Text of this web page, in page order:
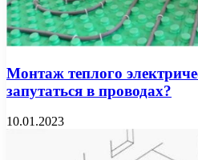
Монтаж теплого
запутаться в проводах?
10.01.2023